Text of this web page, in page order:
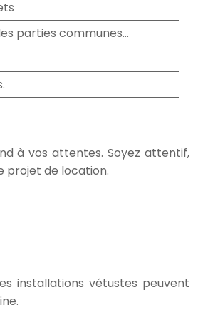
parties communes…
à vos attentes. Soyez attentif,
projet de location.
installations vétustes peuvent